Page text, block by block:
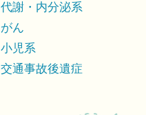
代謝・内分泌系
がん
小児系
交通事故後遺症